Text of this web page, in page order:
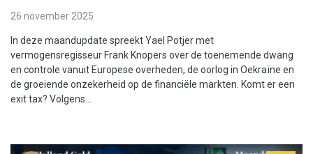
26 november 2025
In deze maandupdate spreekt Yael Potjer met
vermogensregisseur Frank Knopers over de toenemende dwang
en controle vanuit Europese overheden, de oorlog in Oekraïne en
de groeiende onzekerheid op de financiële markten. Komt er een
exit tax? Volgens...